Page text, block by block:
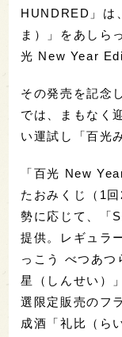
HUNDRED」は
ま）」をあしら
光 New Year
その発売を記念
では、まもなく
い運試し「百光
「百光 New
たおみくじ（1
勢に応じて、「
提供。レギュラ
っこう べつあつ
星（しんせい）
選限定販売のフ
成酒「礼比（ら